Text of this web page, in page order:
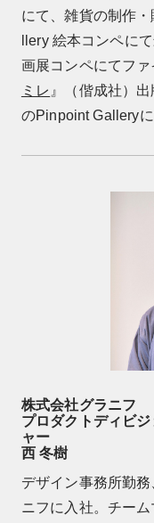
にて、雑貨の制作
llery 絵本コンペに
画展コンペにてフ
ミレ 』（偕成社）
のPinpoint Gallery
株式会社グラニフ
プロダクトディビ
ャー
西 冬樹
デザイン事務所勤
ニフに入社。チー